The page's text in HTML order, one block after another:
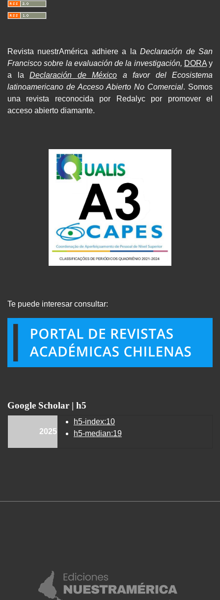
Revista nuestrAmérica adhiere a laDeclaración de San
Francisco sobre la evaluación de la investigación, DORAy
a la Declaración de México a favor del Ecosistema
latinoamericano de Acceso Abierto No Comercial. Somos
una revista reconocida por Redalyc por promover el
acceso abierto diamante.
Te puede interesar consultar:
Google Scholar | h5
2025
h5-index:10
h5-median:19